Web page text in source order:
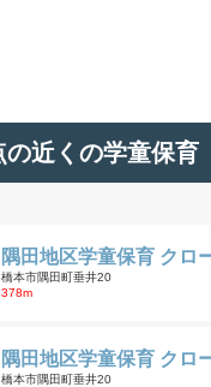
近くの学童保育
隅田地区学童保育 クロ
橋本市隅田町垂井20
378m
隅田地区学童保育 クロ
橋本市隅田町垂井20